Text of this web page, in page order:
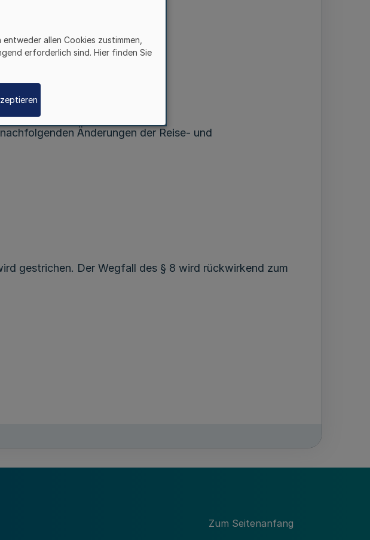
I
Vereinigung
Änderungen der Reise- und
gestrichen. Der Wegfall des § 8 wird rückwirkend zum
Zum Seitenanfang
allen Cookies zustimmen,
erforderlich sind. Hier finden Sie